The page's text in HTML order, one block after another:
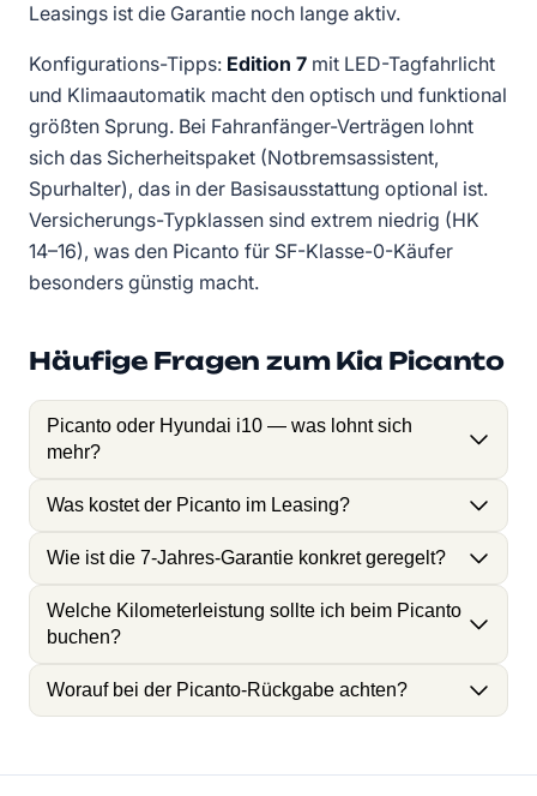
Leasings ist die Garantie noch lange aktiv.
Konfigurations-Tipps: Edition 7 mit LED-Tagfahrlicht
und Klimaautomatik macht den optisch und funktional
größten Sprung. Bei Fahranfänger-Verträgen lohnt
sich das Sicherheitspaket (Notbremsassistent,
Spurhalter), das in der Basisausstattung optional ist.
Versicherungs-Typklassen sind extrem niedrig (HK
14–16), was den Picanto für SF-Klasse-0-Käufer
besonders günstig macht.
Häufige Fragen zum Kia Picanto
Picanto oder Hyundai i10 — was lohnt sich
mehr?
Was kostet der Picanto im Leasing?
Wie ist die 7-Jahres-Garantie konkret geregelt?
Welche Kilometerleistung sollte ich beim Picanto
buchen?
Worauf bei der Picanto-Rückgabe achten?